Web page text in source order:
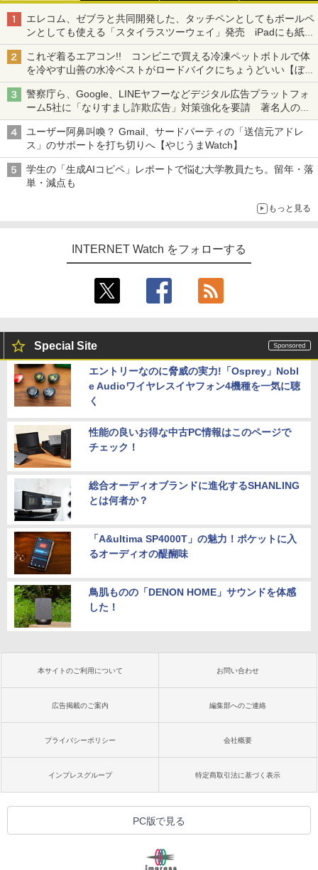
エレコム、ゼブラと共同開発した、タッチペンとしてもボールペ
ンとしても使える「スタイラスツーウェイ」発売 iPadにも紙に
も、持ち替えずに書き込める
これぞ着るエアコン!! コンビニで買える冷凍ペットボトルで体
を冷やす山善の水冷ベストがロードバイクにちょうどいい【ぼっ
ち・ざ・ろーど！その14】【空いた時間でなにしてる？】
警察庁ら、Google、LINEヤフーなどデジタル広告プラットフォ
ーム5社に「なりすまし詐欺広告」対策強化を要請 著名人の写
真や映像を使った投資詐欺などへの対策として
ユーザー阿鼻叫喚？ Gmail、サードパーティの「送信元アドレ
ス」のサポートを打ち切りへ【やじうまWatch】
学生の「生成AIコピペ」レポートで悩む大学教員たち。留年・落
単・減点も
もっと見る
INTERNET Watch をフォローする
Special Site
エントリーなのに脅威の実力!「Osprey」Nobl
e Audioワイヤレスイヤフォン4機種を一気に聴
く
性能の良いお得な中古PC情報はこのページで
チェック！
総合オーディオブランドに進化するSHANLING
とは何者か？
「A&ultima SP4000T」の魅力！ポケットに入
るオーディオの醍醐味
鳥肌ものの「DENON HOME」サウンドを体感
した！
本サイトのご利用について お問い合わせ
広告掲載のご案内 編集部へのご連絡
プライバシーポリシー 会社概要
インプレスグループ 特定商取引法に基づく表示
PC版で見る